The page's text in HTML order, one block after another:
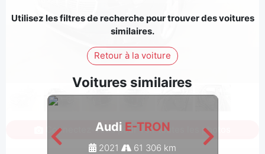
Utilisez les filtres de recherche pour trouver des voitures
similaires.
Retour à la voiture
Voitures similaires
Audi E-TRON
2021
61 306 km
Connectez-vous pour voir toutes les photos